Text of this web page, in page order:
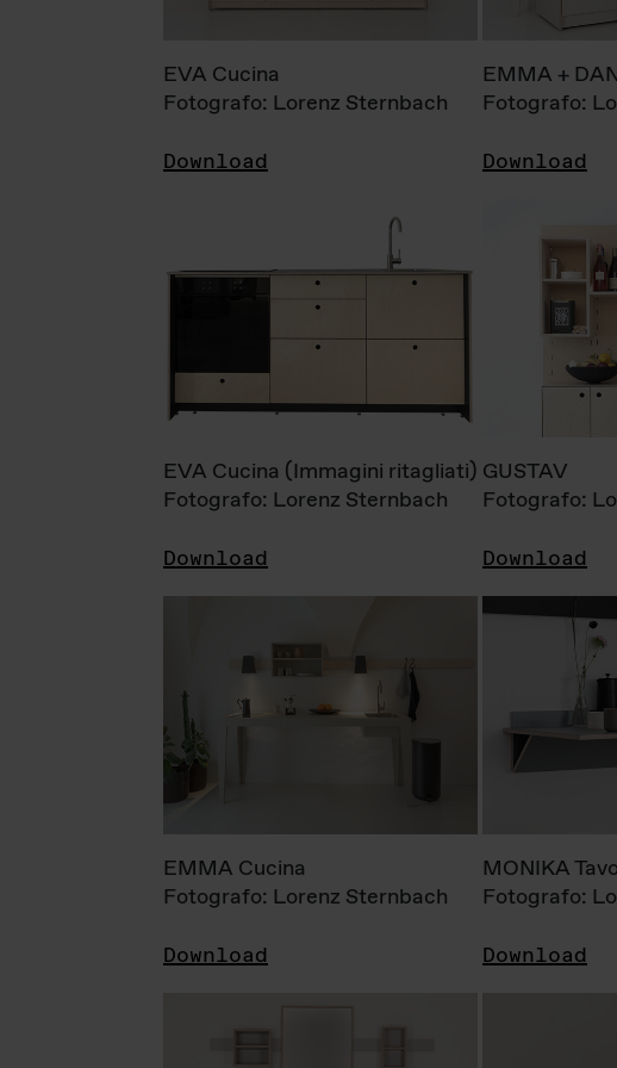
EVA Cucina
Fotografo: Lorenz Sternbach
Download
EMMA +
Fotografo:
Download
EVA Cucina (Immagini ritagliati)
Fotografo: Lorenz Sternbach
Download
GUSTAV
Fotografo:
Download
EMMA Cucina
Fotografo: Lorenz Sternbach
Download
MONIKA
Fotografo:
Download